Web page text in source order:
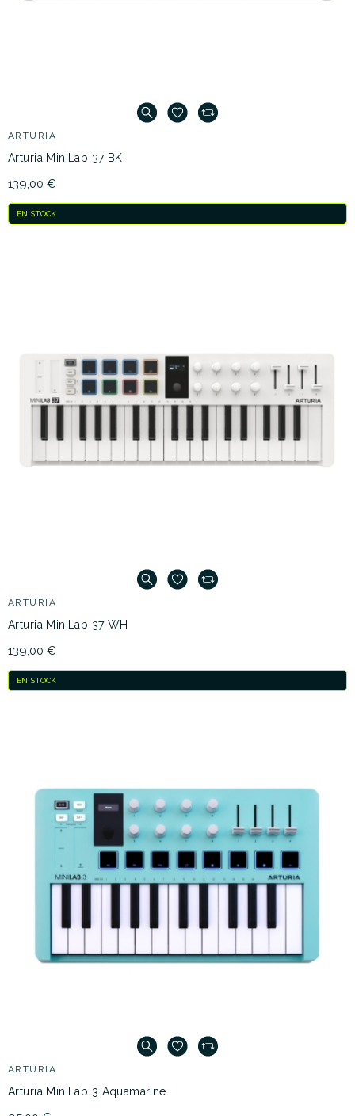
ARTURIA
Arturia MiniLab 37 BK
139,00 €
EN STOCK
ARTURIA
Arturia MiniLab 37 WH
139,00 €
EN STOCK
ARTURIA
Arturia MiniLab 3 Aquamarine